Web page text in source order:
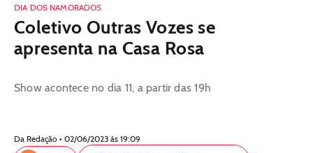
DIA DOS NAMORADOS
Coletivo Outras Vozes se
apresenta na Casa Rosa
Show acontece no dia 11, a partir das 19h
Da Redação • 02/06/2023 às 19:09